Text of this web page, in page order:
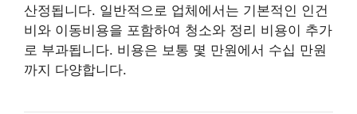
산정됩니다. 일반적으로 업체에서는 기본적인 인건
비와 이동비용을 포함하여 청소와 정리 비용이 추가
로 부과됩니다. 비용은 보통 몇 만원에서 수십 만원
까지 다양합니다.